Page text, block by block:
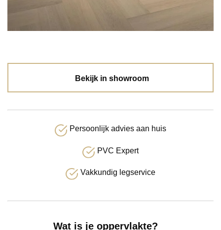
Bekijk in showroom
Persoonlijk advies aan huis
PVC Expert
Vakkundig legservice
Wat is je oppervlakte?